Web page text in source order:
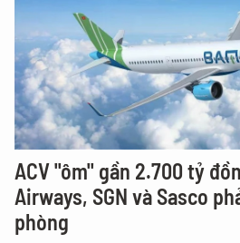
ACV "ôm" gần 2.700 tỷ
Airways, SGN và Sasco
phòng